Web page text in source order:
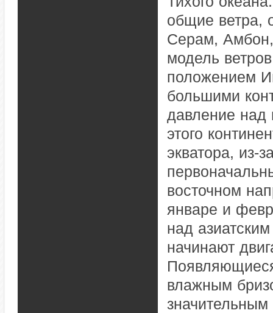
общие ветра,
Серам,
модель
положением
большими
давление над
этого
экватора, из-
восточном
январе и
над
начинают
влажным